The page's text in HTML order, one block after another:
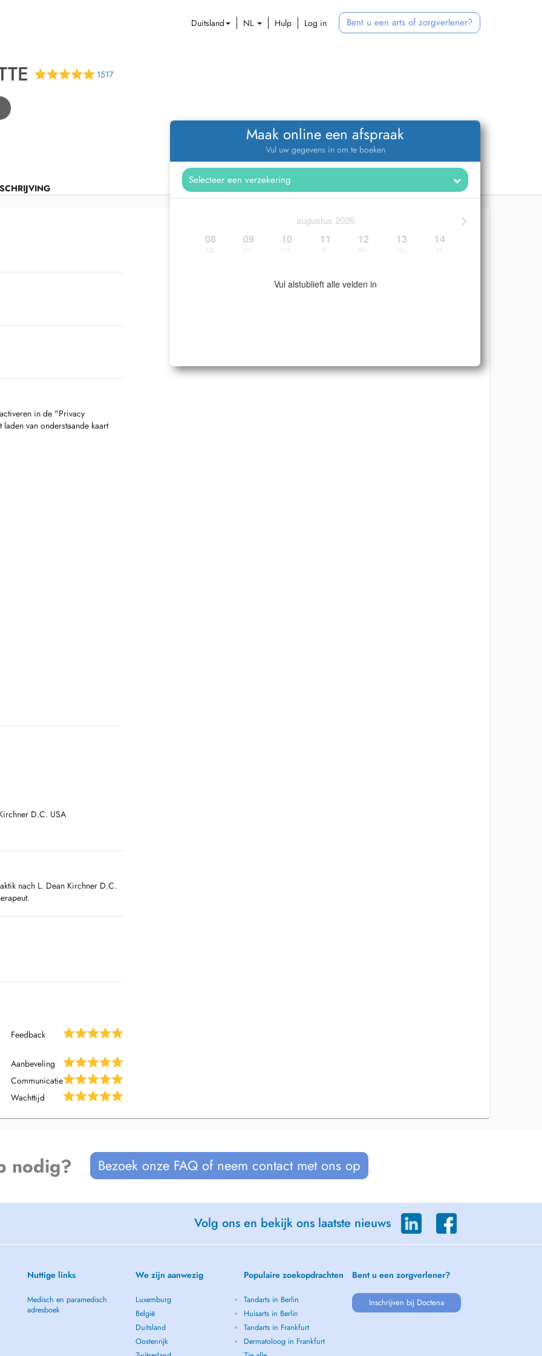
Duitsland NL Hulp Log in Bent u een arts of zorgverlener?
1517
Maak online een afspraak
Vul uw gegevens in om te boeken
>
augustus 2026
08 09 10 11 12 13 14
Vul alstublieft alle velden in
in de "Privacy
van onderstaande kaart
D.C. USA
TCM
für
nach Typaldos
nach L. Dean Kirchner D.C.
Feedback
Aanbeveling
Communicatie
Wachttijd
nodig? Bezoek onze FAQ of neem contact met ons op
Volg ons en bekijk ons laatste nieuws
Nuttige links
Medisch en paramedisch
adresboek
We zijn aanwezig
Luxemburg
België
Duitsland
Oostenrijk
Populaire zoekopdrachten
Tandarts in Berlin
Huisarts in Berlin
Tandarts in Frankfurt
Dermatoloog in Frankfurt
Bent u een zorgverlener?
Inschrijven bij Doctena